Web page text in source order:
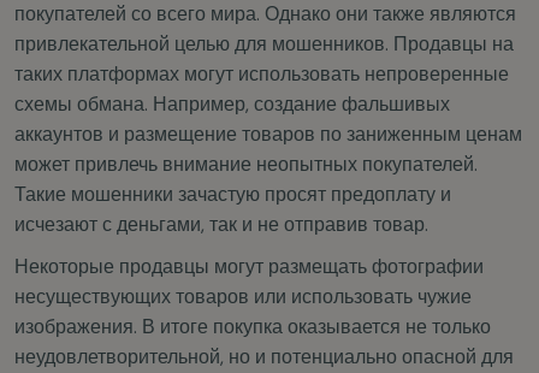
покупателей со всего мира. Однако они также являются
привлекательной целью для мошенников. Продавцы на
таких платформах могут использовать непроверенные
схемы обмана. Например, создание фальшивых
аккаунтов и размещение товаров по заниженным ценам
может привлечь внимание неопытных покупателей.
Такие мошенники зачастую просят предоплату и
исчезают с деньгами, так и не отправив товар.
Некоторые продавцы могут размещать фотографии
несуществующих товаров или использовать чужие
изображения. В итоге покупка оказывается не только
неудовлетворительной, но и потенциально опасной для